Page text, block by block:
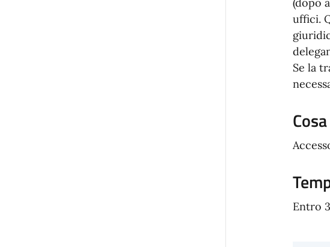
uffici.
Se la
Entro